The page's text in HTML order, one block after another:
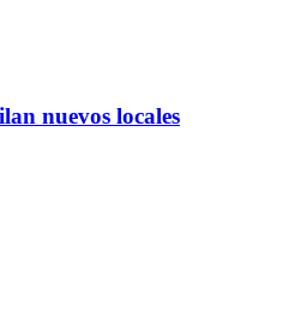
nuevos locales